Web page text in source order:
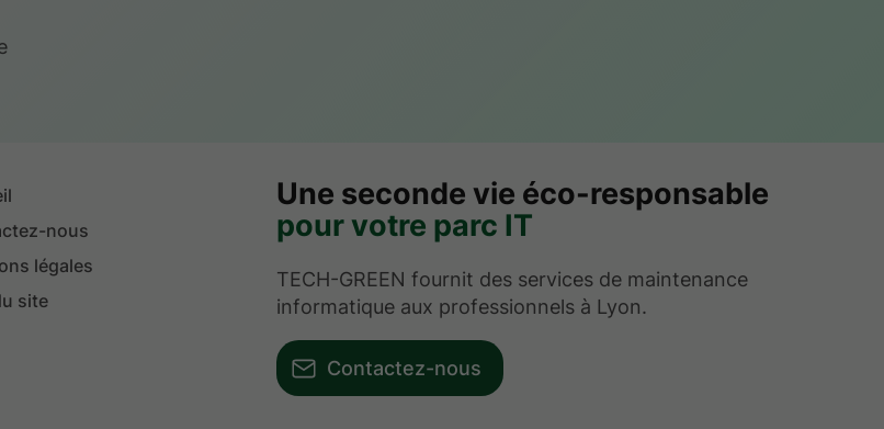
nous
légales
site
Une seconde vie éco-responsable
pour votre parc IT
TECH-GREEN fournit des services de maintenance
informatique aux professionnels à Lyon.
Contactez-nous